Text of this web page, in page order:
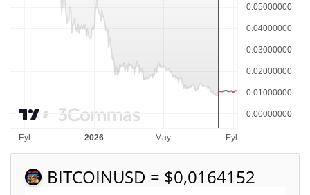
BITCOINUSD = $0,0164152